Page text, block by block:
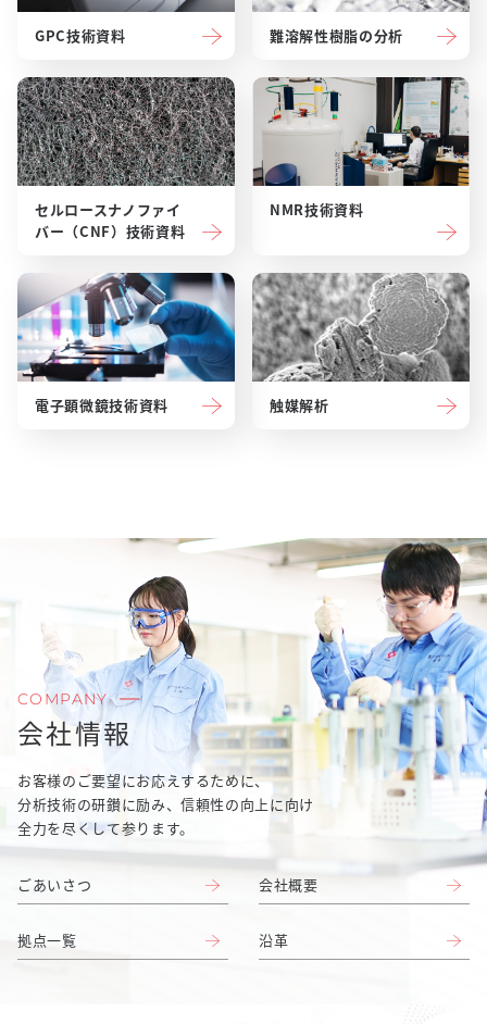
GPC技術資料 難溶解性樹脂の分析
セルロースナノファイ
バー（CNF）技術資料
NMR技術資料
電子顕微鏡技術資料 触媒解析
COMPANY
会社情報
お客様のご要望にお応えするために、
分析技術の研鑚に励み、信頼性の向上に向け
全力を尽くして参ります。
ごあいさつ 会社概要
拠点一覧 沿革